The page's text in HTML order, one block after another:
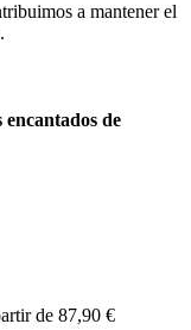
a mantener el
encantados de
de 87,90 €